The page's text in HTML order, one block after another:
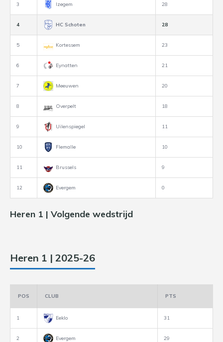
3 Izegem 28
4 HC Schoten 28
5 Kortessem 23
6 Eynatten 21
7 Meeuwen 20
8 Overpelt 18
9 Uilenspiegel 11
10 Flemalle 10
11 Brussels 9
12 Evergem 0
Heren 1 | Volgende wedstrijd
Heren 1 | 2025-26
POS CLUB PTS
1 Eeklo 31
2 Evergem 29